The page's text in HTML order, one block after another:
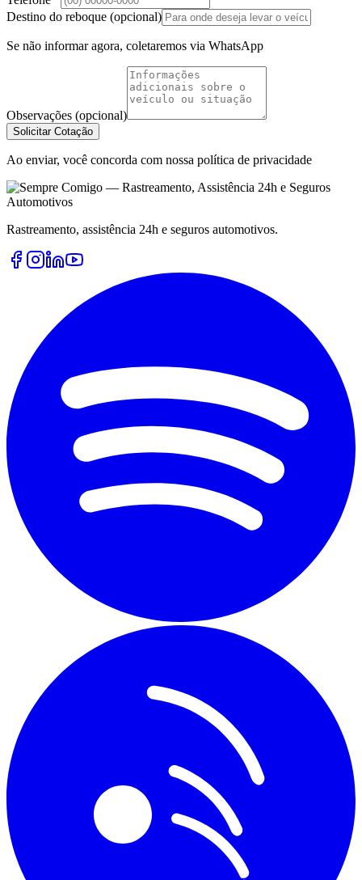
Destino do reboque (opcional)
Se não informar agora, coletaremos via WhatsApp
Observações (opcional)
Solicitar Cotação
Ao enviar, você concorda com nossa política de privacidade
Rastreamento, assistência 24h e seguros automotivos.